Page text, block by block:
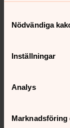
Nödvändiga
Inställningar
Analys
Marknadsföring
Synpunkter